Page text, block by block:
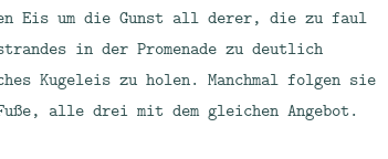
Eis um die Gunst all derer, die zu faul
in der Promenade zu deutlich
Kugeleis zu holen. Manchmal folgen sie
alle drei mit dem gleichen Angebot.